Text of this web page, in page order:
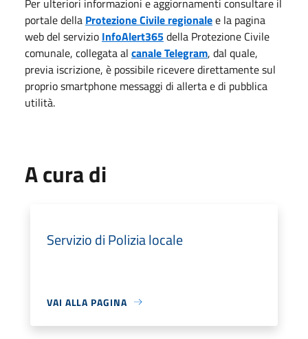
portale della Protezione Civile regionalee la pagina
web del servizio InfoAlert365della Protezione Civile
comunale, collegata al canale Telegram, dal quale,
previa iscrizione, è possibile ricevere direttamente sul
proprio smartphone messaggi di allerta e di pubblica
utilità.
A cura di
Servizio di Polizia locale
VAI ALLA PAGINA